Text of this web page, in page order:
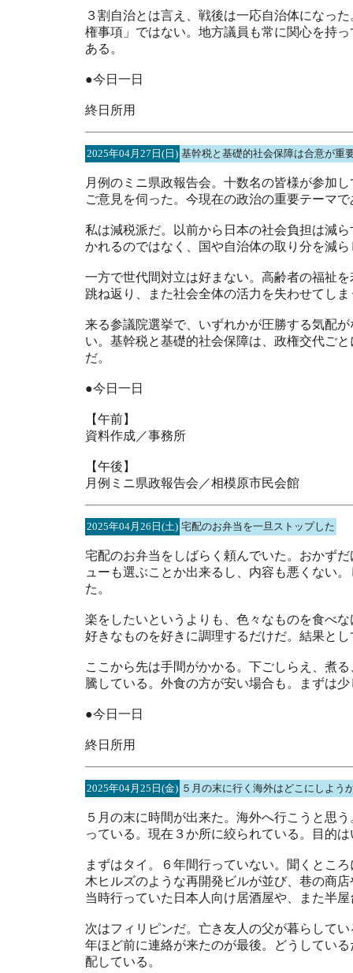
３割自治とは言え、戦後は一応自治体になっ
権事項」ではない。地方議員も常に関心を持
ある。
●今日一日
終日所用
2025年04月27日(日) 基幹税と基礎的社会保障は合意が重
月例のミニ県政報告会。十数名の皆様が参加
ご意見を伺った。今現在の政治の重要テーマ
私は減税派だ。以前から日本の社会負担は減
かれるのではなく、国や自治体の取り分を減
一方で世代間対立は好まない。高齢者の福祉
跳ね返り、また社会全体の活力を失わせてし
来る参議院選挙で、いずれかが圧勝する気配
い。基幹税と基礎的社会保障は、政権交代ご
だ。
●今日一日
【午前】
資料作成／事務所
【午後】
月例ミニ県政報告会／相模原市民会館
2025年04月26日(土) 宅配のお弁当を一旦ストップした
宅配のお弁当をしばらく頼んでいた。おかず
ューも選ぶことか出来るし、内容も悪くない
た。
楽をしたいというよりも、色々なものを食べ
好きなものを好きに調理するだけだ。結果と
ここから先は手間がかかる。下ごしらえ、煮
騰している。外食の方が安い場合も。まずは
●今日一日
終日所用
2025年04月25日(金) ５月の末に行く海外はどこにしよう
５月の末に時間が出来た。海外へ行こうと思
っている。現在３か所に絞られている。目的
まずはタイ。６年間行っていない。聞くとこ
木ヒルズのような再開発ビルが並び、巷の商
当時行っていた日本人向け居酒屋や、また半
次はフィリピンだ。亡き友人の父が暮らして
年ほど前に連絡が来たのが最後。どうしてい
配している。